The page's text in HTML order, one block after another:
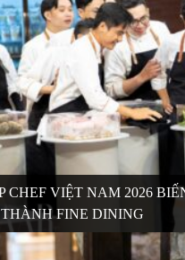
CHEF VIỆT NAM 2026
FINE DINING